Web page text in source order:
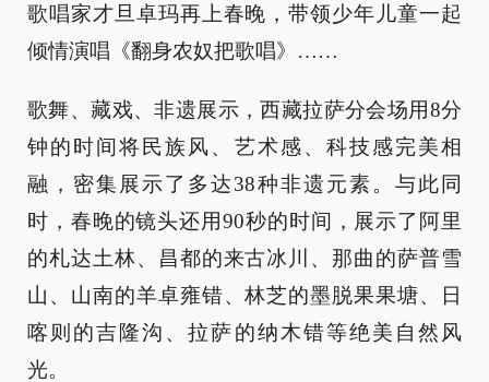
歌唱家才旦卓玛再上春晚，带领少年儿童一起
倾情演唱《翻身农奴把歌唱》……
歌舞、藏戏、非遗展示，西藏拉萨分会场用8分
钟的时间将民族风、艺术感、科技感完美相
融，密集展示了多达38种非遗元素。与此同
时，春晚的镜头还用90秒的时间，展示了阿里
的札达土林、昌都的来古冰川、那曲的萨普雪
山、山南的羊卓雍错、林芝的墨脱果果塘、日
喀则的吉隆沟、拉萨的纳木错等绝美自然风
光。